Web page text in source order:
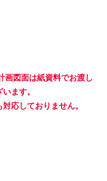
図面は紙資料でお渡し
ます。
応しておりません。